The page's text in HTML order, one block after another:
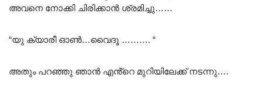
അവനെ നോക്കി ചിരിക്കാൻ ശ്രമിച്ചു……
“യു ക്യാരീ ഓൺ…വൈദൂ ………. “
അതും പറഞ്ഞു ഞാൻ എൻ്റെ മുറിയിലേക്ക് നടന്നു….